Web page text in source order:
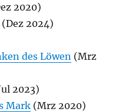
2020)
(Dez 2024)
des Löwen (Mrz
2023)
Mark (Mrz 2020)